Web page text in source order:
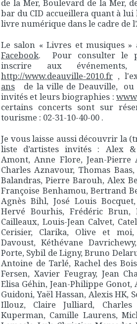
de la Mer, Boulevard de la Mer,
bar du CID accueillera quant à
livre numérique dans le cadre de
Le salon « Livres et musiques »
Facebook. Pour consulter le
inscrire aux événements,
http://www.deauville-2010.fr ,
ans de la ville de Deauville, ou
invités et leurs biographies :
certains concerts sont sur
tourisme : 02-31-10-40-00 .
Je vous laisse aussi découvrir la
liste d’artistes invités : Alex &
Amont, Anne Flore, Jean-Pierre
Charles Aznavour, Thomas
Balandras, Pierre Barouh, Alex
Françoise Benhamou, Bertrand
Agnès Bihl, José Louis
Hervé Bourhis, Frédéric Brun,
Cailleaux, Louis-Jean Calvet,
Cerisier, Clarika, Olive et
Davoust, Kéthévane
Porte, Sybil de Ligny, Bruno
Antoine de Tarlé, Rachel des
Fersen, Xavier Feugray, Jean
Elisa Géhin, Jean-Philippe
Guidoni, Yaël Hassan, Alexis HK,
Illouz, Claire Julliard, Charles
Kuperman, Camille Laurens,